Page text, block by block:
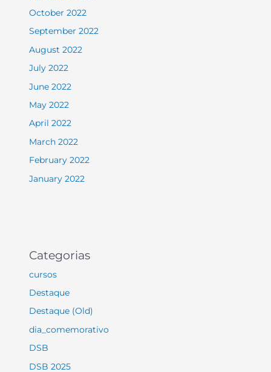
October 2022
September 2022
August 2022
July 2022
June 2022
May 2022
April 2022
March 2022
February 2022
January 2022
Categorias
cursos
Destaque
Destaque (Old)
dia_comemorativo
DSB
DSB 2025